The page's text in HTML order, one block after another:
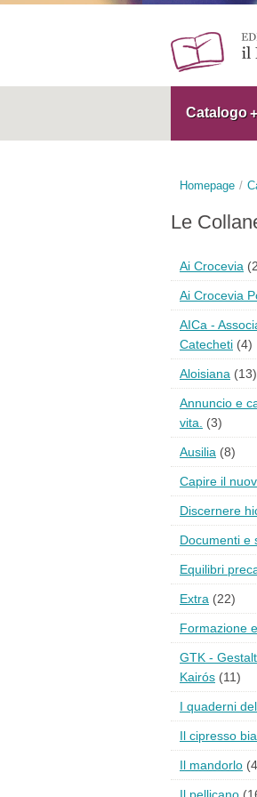
Catalogo
Homepage
Le
Ai Crocevia
Ai Crocevia
AICa -
Catecheti (4)
Aloisiana (13)
Annuncio e
vita.
(3)
Ausilia (8)
Capire il
Discernere
Documenti e
Equilibri
Extra (22)
Formazione
GTK -
Kairós (11)
I quaderni
Il cipresso
Il mandorlo